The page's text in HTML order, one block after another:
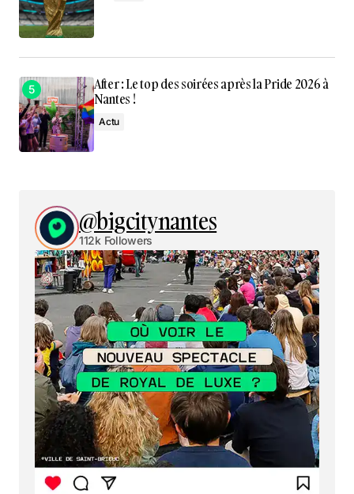
After : Le top des soirées après la Pride 2026 à
Nantes !
Actu
@bigcitynantes
112k Followers